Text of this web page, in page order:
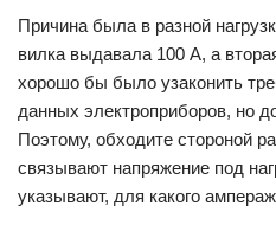
Причина была в разной
вилка выдавала 100 А, а
хорошо бы было узаконить
данных электроприборов, но
Поэтому, обходите стороной
связывают напряжение под
указывают, для какого